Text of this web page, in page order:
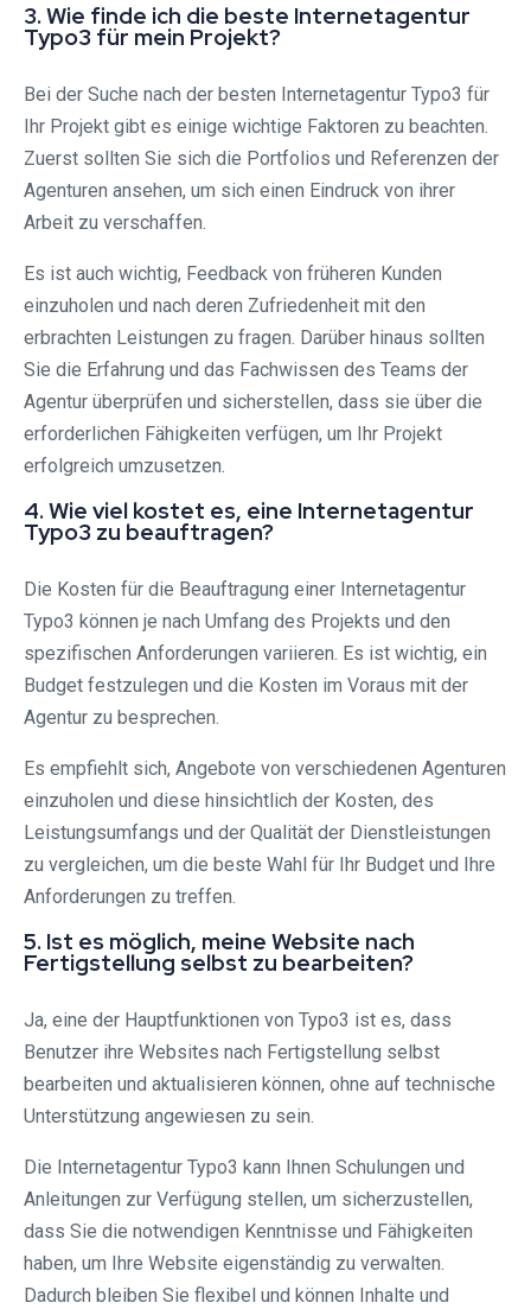
3. Wie finde ich die beste Internetagentur
Typo3 für mein Projekt?
Bei der Suche nach der besten Internetagentur Typo3 für
Ihr Projekt gibt es einige wichtige Faktoren zu beachten.
Zuerst sollten Sie sich die Portfolios und Referenzen der
Agenturen ansehen, um sich einen Eindruck von ihrer
Arbeit zu verschaffen.
Es ist auch wichtig, Feedback von früheren Kunden
einzuholen und nach deren Zufriedenheit mit den
erbrachten Leistungen zu fragen. Darüber hinaus sollten
Sie die Erfahrung und das Fachwissen des Teams der
Agentur überprüfen und sicherstellen, dass sie über die
erforderlichen Fähigkeiten verfügen, um Ihr Projekt
erfolgreich umzusetzen.
4. Wie viel kostet es, eine Internetagentur
Typo3 zu beauftragen?
Die Kosten für die Beauftragung einer Internetagentur
Typo3 können je nach Umfang des Projekts und den
spezifischen Anforderungen variieren. Es ist wichtig, ein
Budget festzulegen und die Kosten im Voraus mit der
Agentur zu besprechen.
Es empfiehlt sich, Angebote von verschiedenen Agenturen
einzuholen und diese hinsichtlich der Kosten, des
Leistungsumfangs und der Qualität der Dienstleistungen
zu vergleichen, um die beste Wahl für Ihr Budget und Ihre
Anforderungen zu treffen.
5. Ist es möglich, meine Website nach
Fertigstellung selbst zu bearbeiten?
Ja, eine der Hauptfunktionen von Typo3 ist es, dass
Benutzer ihre Websites nach Fertigstellung selbst
bearbeiten und aktualisieren können, ohne auf technische
Unterstützung angewiesen zu sein.
Die Internetagentur Typo3 kann Ihnen Schulungen und
Anleitungen zur Verfügung stellen, um sicherzustellen,
dass Sie die notwendigen Kenntnisse und Fähigkeiten
haben, um Ihre Website eigenständig zu verwalten.
Dadurch bleiben Sie flexibel und können Inhalte und